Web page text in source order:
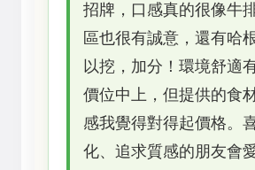
招牌，口感真的很像牛
區也很有誠意，還有哈
以挖，加分！環境舒適
價位中上，但提供的食
感我覺得對得起價格。
化、追求質感的朋友會